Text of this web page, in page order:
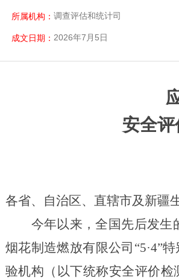
所属机构： 调查评估和统计司
成文日期： 2026年7月5日
安全
各省、自治区、直辖市及新疆
今年以来，全国先后发生
烟花制造燃放有限公司 “5·4”
验机构（以下统称安全评价